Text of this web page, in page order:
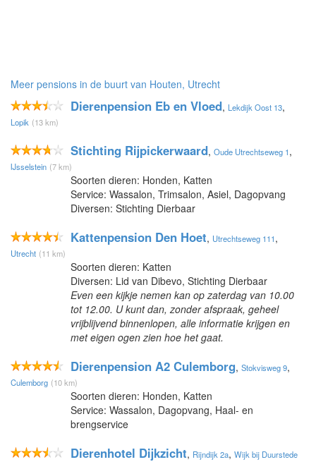
Meer pensions in de buurt van Houten, Utrecht
Dierenpension Eb en Vloed, Lekdijk Oost 13,
Lopik (13 km)
Stichting Rijpickerwaard, Oude Utrechtseweg 1,
IJsselstein (7 km)
Soorten dieren: Honden, Katten
Service: Wassalon, Trimsalon, Asiel, Dagopvang
Diversen: Stichting Dierbaar
Kattenpension Den Hoet, Utrechtseweg 111,
Utrecht (11 km)
Soorten dieren: Katten
Diversen: Lid van Dibevo, Stichting Dierbaar
Even een kijkje nemen kan op zaterdag van 10.00
tot 12.00. U kunt dan, zonder afspraak, geheel
vrijblijvend binnenlopen, alle informatie krijgen en
met eigen ogen zien hoe het gaat.
Dierenpension A2 Culemborg, Stokvisweg 9,
Culemborg (10 km)
Soorten dieren: Honden, Katten
Service: Wassalon, Dagopvang, Haal- en
brengservice
Dierenhotel Dijkzicht, Rijndijk 2a, Wijk bij Duurstede